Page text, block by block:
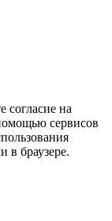
согласие на
сервисов
в браузере.